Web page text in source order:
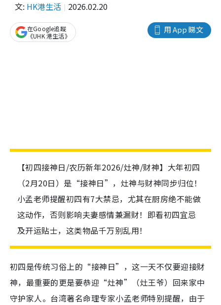
文: HK港生活 2026.02.20
用 App 睇文
在Google追蹤
《UHK 港生活》
【初四接神日/农历新年2026/灶神/财神】大年初四
（2月20日）是“接神日”，灶神与财神同步归位！
小孟老师提醒初四有7大禁忌，尤其在厨房绝不能做
这动作，否则影响夫妻感情兼漏财！即看初四宜忌
及开运贴士，这类物品千万别乱用！
初四是传统习俗上的“接神日”，这一天不仅要迎接财
神，最重要的更是要恭迎“灶神”（灶王爷）回来家中
守护家人。台湾著名命理专家小孟老师特别提醒，由于